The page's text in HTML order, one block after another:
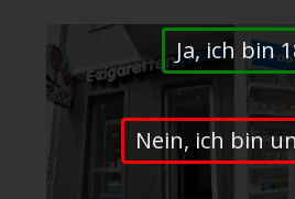
Ja, ich bin
Nein, ich bin